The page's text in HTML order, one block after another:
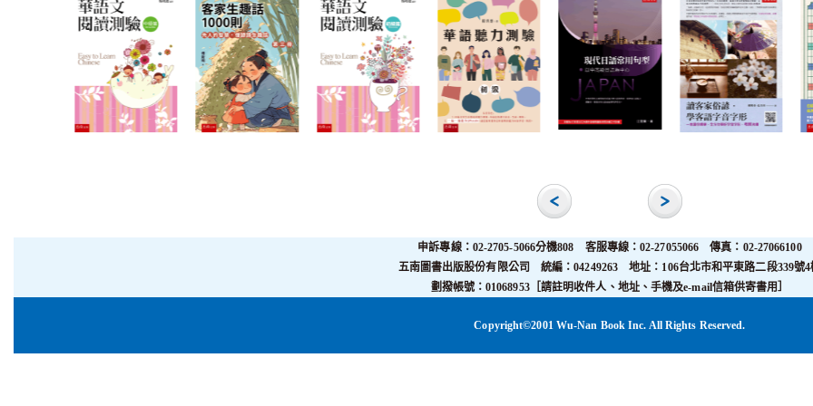
申訴專線：02-2705-5066分機808 客服專線：02-27055066 傳真：02-27066100
五南圖書出版股份有限公司 統編：04249263 地址：106台北市和平東路二段339號4
劃撥帳號：01068953［請註明收件人、地址、手機及e-mail信箱供寄書用］
Copyright©2001 Wu-Nan Book Inc. All Rights Reserved.